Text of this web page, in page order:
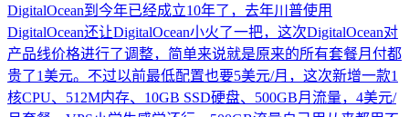
DigitalOcean到今年已经成立10年了，去年川普使用
DigitalOcean还让DigitalOcean小火了一把，这次DigitalOcean对
产品线价格进行了调整，简单来说就是原来的所有套餐月付都
贵了1美元。不过以前最低配置也要5美元/月，这次新增一款1
核CPU、512M内存、10GB SSD硬盘、500GB月流量，4美元/